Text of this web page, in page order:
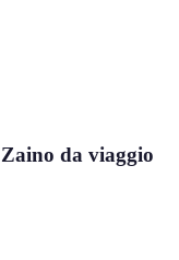
da viaggio